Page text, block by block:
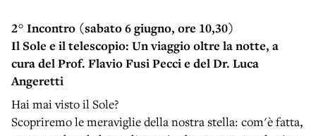
2° Incontro (sabato 6 giugno, ore 10,30)
Il Sole e il telescopio: Un viaggio oltre la notte, a
cura delProf. Flavio Fusi Pecci e del Dr. Luca
Angeretti
Hai mai visto il Sole?
Scopriremo le meraviglie della nostra stella: com'è fatta,